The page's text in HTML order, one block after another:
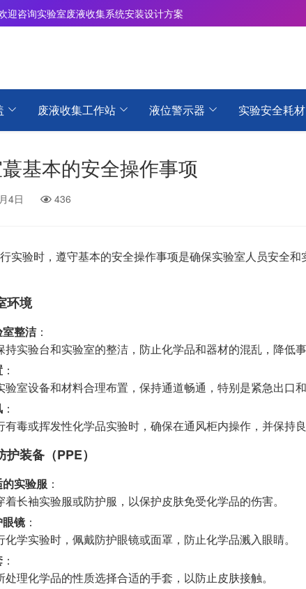
迎咨询实验室废液收集系统安装设计方案
废液收集工作站 液位警示器 实验安全耗材
基本的安全操作事项
4日 436
实验时，遵守基本的安全操作事项是确保实验室人员安全
环境
整洁：
持实验台和实验室的整洁，防止化学品和器材的混乱，降低事
：
验室设备和材料合理布置，保持通道畅通，特别是紧急出口和
：
有毒或挥发性化学品实验时，确保在通风柜内操作，并保持良
装备（PPE）
实验服 ：
着长袖实验服或防护服，以保护皮肤免受化学品的伤害。
镜 ：
化学实验时，佩戴防护眼镜或面罩，防止化学品溅入眼睛。
：
处理化学品的性质选择合适的手套，以防止皮肤接触。